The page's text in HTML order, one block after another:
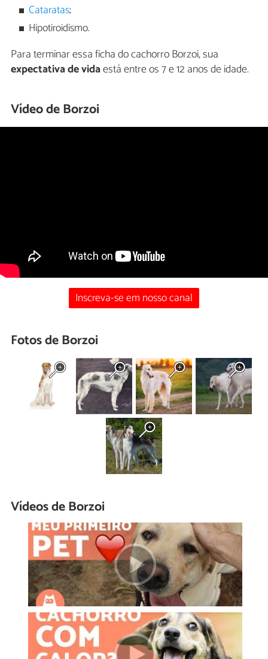
Cataratas;
Hipotiroidismo.
Para terminar essa ficha do cachorro Borzoi, sua
expectativa de vidaestá entre os 7 e 12 anos de idade.
Vídeo de Borzoi
Inscreva-se em nosso canal
Fotos de Borzoi
Vídeos de Borzoi